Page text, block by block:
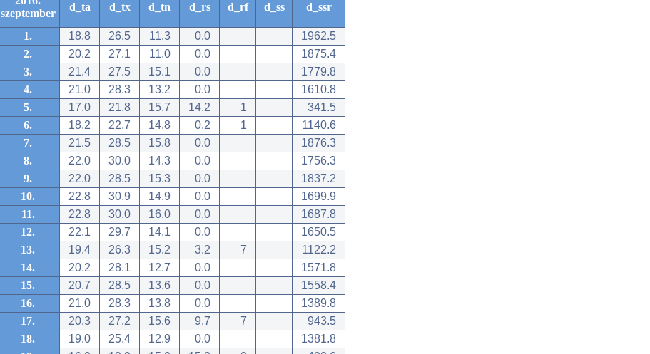
szeptember
d_ta d_tx d_tn d_rs d_rf d_ss d_ssr
1. 18.8 26.5 11.3 0.0
1962.5
2.
20.2 27.1 11.0 0.0
1875.4
3.
21.4 27.5 15.1 0.0
1779.8
4.
21.0 28.3 13.2 0.0
1610.8
5.
17.0 21.8 15.7 14.2 1
341.5
6.
18.2 22.7 14.8 0.2 1
1140.6
7.
21.5 28.5 15.8 0.0
1876.3
8.
22.0 30.0 14.3 0.0
1756.3
9.
22.0 28.5 15.3 0.0
1837.2
10.
22.8 30.9 14.9 0.0
1699.9
11.
22.8 30.0 16.0 0.0
1687.8
12.
22.1 29.7 14.1 0.0
1650.5
13.
19.4 26.3 15.2 3.2 7
1122.2
14.
20.2 28.1 12.7 0.0
1571.8
15.
20.7 28.5 13.6 0.0
1558.4
16.
21.0 28.3 13.8 0.0
1389.8
17.
20.3 27.2 15.6 9.7 7
943.5
18.
19.0 25.4 12.9 0.0
1381.8